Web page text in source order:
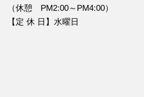
（休憩 PM2:00～PM4:00）
【定 休 日】水曜日